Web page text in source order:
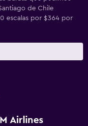
de Chile
escalas por $364 por
Airlines